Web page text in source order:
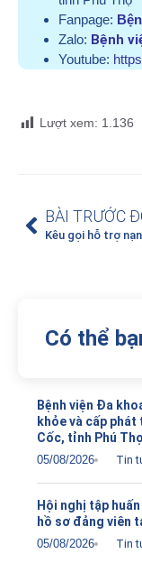
Fanpage:
Zalo: Bệnh
Youtube:
Lượt xem: 1.136
BÀI TRƯỚC
Có thể
Bệnh viện Đa
khỏe và cấp phát
Cốc, tỉnh Phú Thọ
05/08/2026 Tin
Hội nghị tập
hồ sơ đảng viên
05/08/2026 Tin